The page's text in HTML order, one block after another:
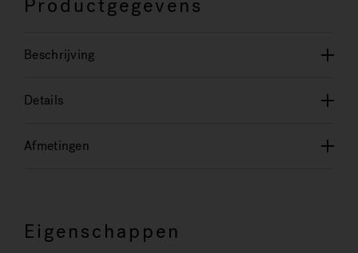
Productgegevens
Beschrijving
Details
Afmetingen
Eigenschappen